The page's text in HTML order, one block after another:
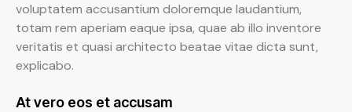
voluptatem accusantium doloremque laudantium,
totam rem aperiam eaque ipsa, quae ab illo inventore
veritatis et quasi architecto beatae vitae dicta sunt,
explicabo.
At vero eos et accusam